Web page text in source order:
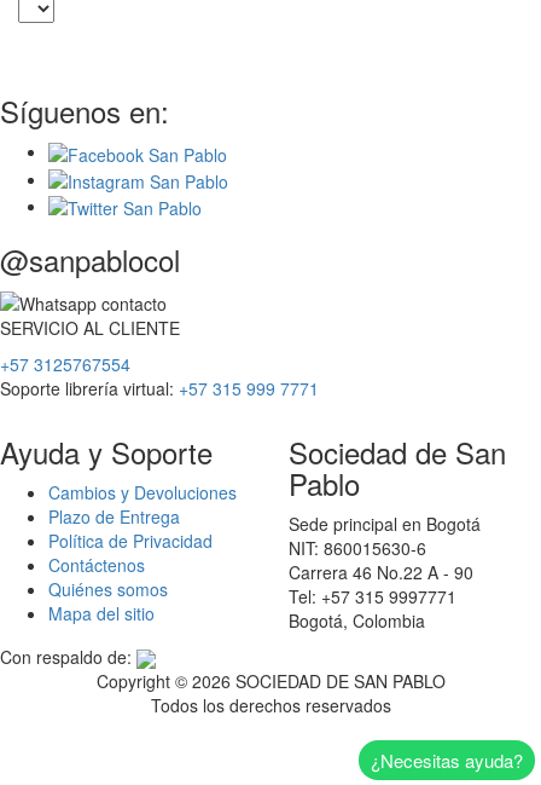
Síguenos en:
@sanpablocol
SERVICIO AL CLIENTE
+57 3125767554
Soporte librería virtual: +57 315 999 7771
Ayuda y Soporte
Cambios y Devoluciones
Plazo de Entrega
Política de Privacidad
Contáctenos
Quiénes somos
Mapa del sitio
Sociedad de San
Pablo
Sede principal en Bogotá
NIT: 860015630-6
Carrera 46 No.22 A - 90
Tel: +57 315 9997771
Bogotá, Colombia
Con respaldo de:
Copyright © 2026 SOCIEDAD DE SAN PABLO
Todos los derechos reservados
¿Necesitas ayuda?